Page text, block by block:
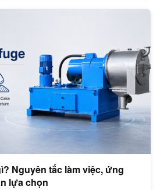
của chúng trong khi đạt được độ
Nguyên tắc làm việc, ứng
lựa chọn